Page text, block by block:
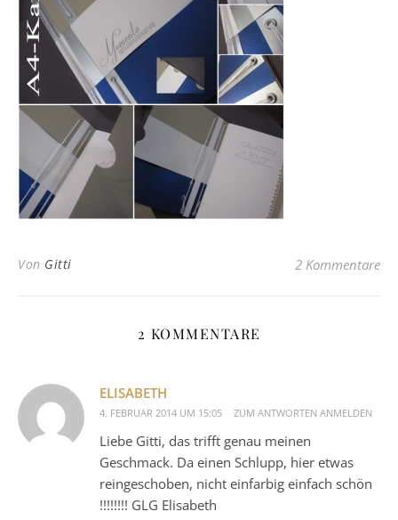
Von Gitti 2 Kommentare
2 KOMMENTARE
ELISABETH
4. FEBRUAR 2014 UM 15:05 ZUM ANTWORTEN ANMELDEN
Liebe Gitti, das trifft genau meinen
Geschmack. Da einen Schlupp, hier etwas
reingeschoben, nicht einfarbig einfach schön
!!!!!!!! GLG Elisabeth